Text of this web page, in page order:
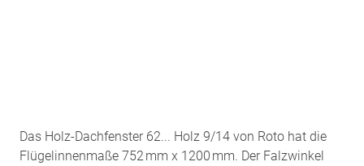
Das Holz-Dachfenster 62... Holz 9/14 von Roto hat die
Flügelinnenmaße 752 mm x 1200 mm. Der Falzwinkel